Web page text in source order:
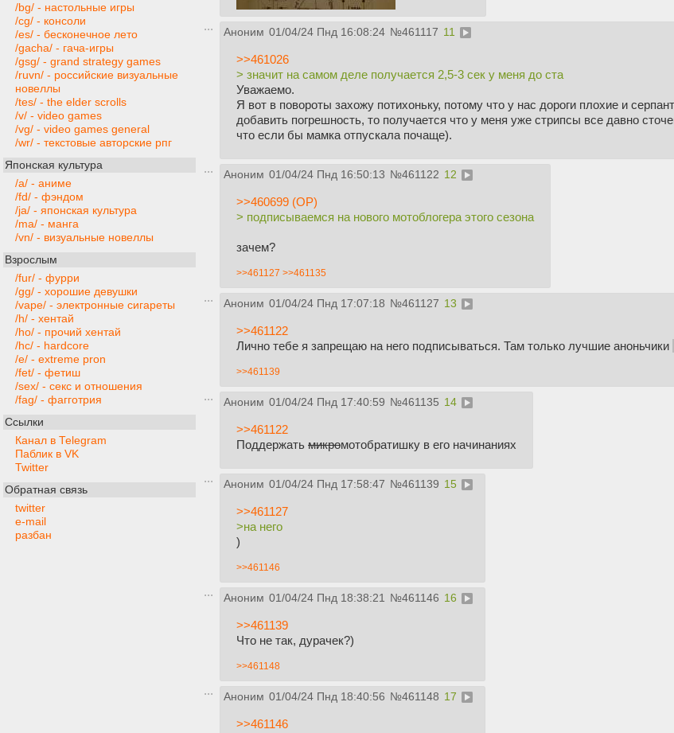
/bg/ - настольные игры
/cg/ - консоли
/es/ - бесконечное лето
/gacha/ - гача-игры
/gsg/ - grand strategy games
/ruvn/ - российские визуальные
новеллы
/tes/ - the elder scrolls
/v/ - video games
/vg/ - video games general
/wr/ - текстовые авторские рпг
Японская культура
/a/ - аниме
/fd/ - фэндом
/ja/ - японская культура
/ma/ - манга
/vn/ - визуальные новеллы
Взрослым
/fur/ - фурри
/gg/ - хорошие девушки
/vape/ - электронные сигареты
/h/ - хентай
/ho/ - прочий хентай
/hc/ - hardcore
/e/ - extreme pron
/fet/ - фетиш
/sex/ - секс и отношения
/fag/ - фагготрия
Ссылки
Канал в Telegram
Паблик в VK
Twitter
Обратная связь
twitter
e-mail
разбан
Аноним 01/04/24 Пнд 16:08:24 №461117 11
>>461026
> значит на самом деле получается 2,5-3 сек у меня до ста
Уважаемо.
Я вот в повороты захожу потихоньку, потому что у нас дороги плохие и
добавить погрешность, то получается что у меня уже стрипсы все давно
что если бы мамка отпускала почаще).
Аноним 01/04/24 Пнд 16:50:13 №461122 12
>>460699 (OP)
> подписываемся на нового мотоблогера этого сезона
зачем?
>>461127 >>461135
Аноним 01/04/24 Пнд 17:07:18 №461127 13
>>461122
Лично тебе я запрещаю на него подписываться. Там только лучшие аноньчики
>>461139
Аноним 01/04/24 Пнд 17:40:59 №461135 14
>>461122
Поддержать микромотобратишку в его начинаниях
Аноним 01/04/24 Пнд 17:58:47 №461139 15
>>461127
>на него
)
>>461146
Аноним 01/04/24 Пнд 18:38:21 №461146 16
>>461139
Что не так, дурачек?)
>>461148
Аноним 01/04/24 Пнд 18:40:56 №461148 17
>>461146